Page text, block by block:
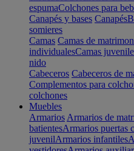
espumaColchones para
Canapés y bases Canapés
somieres
Camas Camas de
individualesCamas
nido
Cabeceros Cabeceros de
Complementos para
colchones
Muebles
Armarios Armarios de
batientesArmarios puertas
juvenilArmarios infantiles